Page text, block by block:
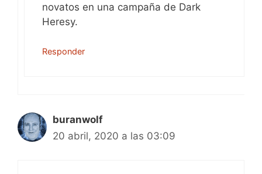
novatos en una campaña de Dark
Heresy.
Responder
buranwolf
20 abril, 2020 a las 03:09